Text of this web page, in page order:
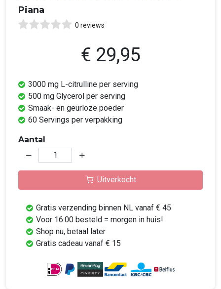
Piana
0 reviews
€ 29,95
3000 mg L-citrulline per serving
500 mg Glycerol per serving
Smaak- en geurloze poeder
60 Servings per verpakking
Aantal
Uitverkocht
Gratis verzending binnen NL vanaf € 45
Voor 16:00 besteld = morgen in huis!
Shop nu, betaal later
Gratis cadeau vanaf € 15